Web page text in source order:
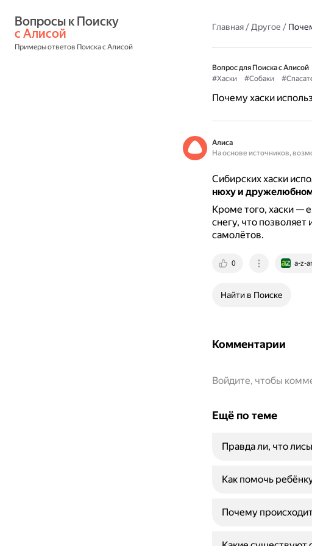
с Алисой
Примеры ответов Поиска с Алисой
Главная/Другое /
Вопрос для Поиска с Алисой
#Хаски
#Собаки
Почему хаски
Алиса
На основе источников,
Сибирских хаски
нюху и
Кроме того, хаски —
снегу, что
самолётов.
0 a-z-
Найти в Поиске
Комментарии
Войдите, чтобы
Ещё по теме
Правда ли, что
Как помочь
Почему